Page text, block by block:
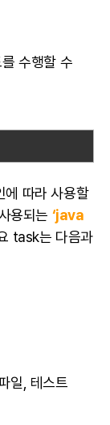
수행할 수
에 따라 사용할
용되는 ‘java
task는 다음과
일, 테스트